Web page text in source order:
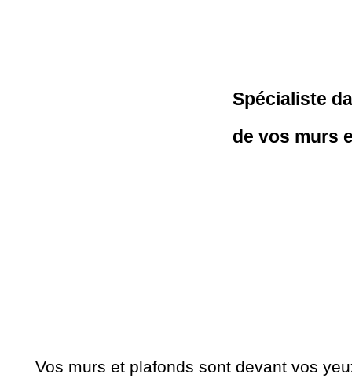
Spécialiste
de vos murs
Vos murs et plafonds sont devant vos